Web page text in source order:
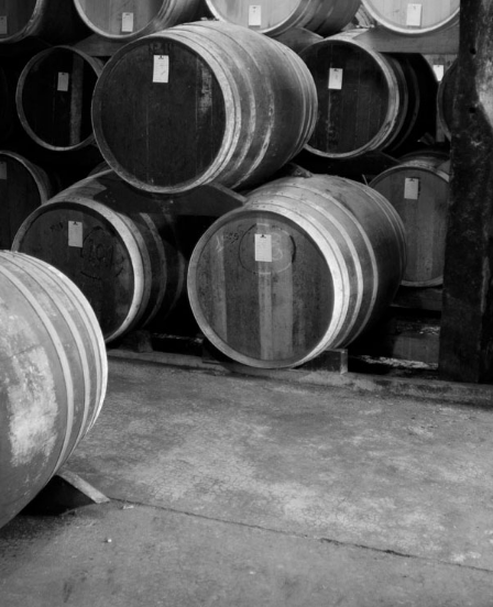
ACCÈS & CONTACTS
TÉLÉCHARGEMENTS